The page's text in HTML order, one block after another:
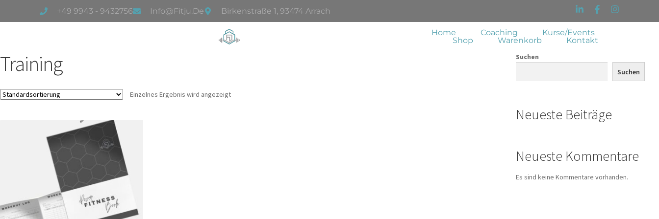
+49 9943 - 9432756 Info@fitju.de Birkenstraße 1, 93474 Arrach
Home Coaching
Kurse/Events
Shop
Warenkorb Kontakt
Training
Einzelnes Ergebnis wird angezeigt
Suchen
Suchen
Neueste Beiträge
Neueste Kommentare
Es sind keine Kommentare vorhanden.